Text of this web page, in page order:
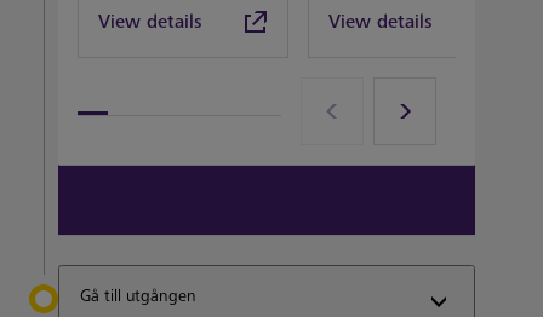
View details View details
Gå till utgången